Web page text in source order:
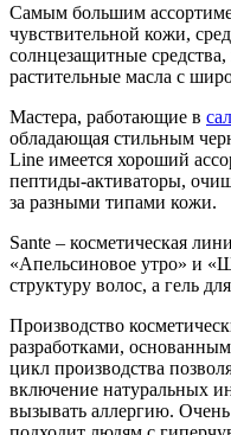
Самым большим
чувствительной кожи,
солнцезащитные
растительные масла с
Мастера, работающие в
обладающая стильным
Line имеется хороший
пептиды-активаторы,
за разными типами кожи.
Sante – косметическая
«Апельсиновое утро» и
структуру волос, а гель
Производство
разработками,
цикл производства
включение натуральных
вызывать аллергию.